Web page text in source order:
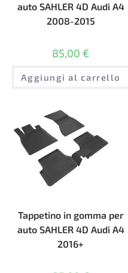
auto SAHLER 4D Audi A4
2008-2015
85,00 €
Aggiungi al carrello
Tappetino in gomma per
auto SAHLER 4D Audi A4
2016+